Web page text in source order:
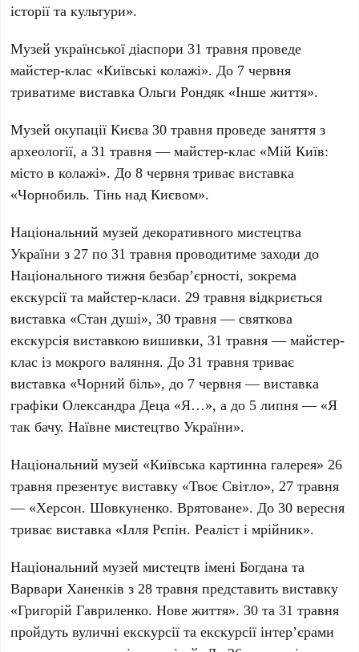
історії та культури».
Музей української діаспори 31 травня проведе
майстер-клас «Київські колажі». До 7 червня
триватиме виставка Ольги Рондяк «Інше життя».
Музей окупації Києва 30 травня проведе заняття з
археології, а 31 травня — майстер-клас «Мій Київ:
місто в колажі». До 8 червня триває виставка
«Чорнобиль. Тінь над Києвом».
Національний музей декоративного мистецтва
України з 27 по 31 травня проводитиме заходи до
Національного тижня безбар’єрності, зокрема
екскурсії та майстер-класи. 29 травня відкриється
виставка «Стан душі», 30 травня — святкова
екскурсія виставкою вишивки, 31 травня — майстер-
клас із мокрого валяння. До 31 травня триває
виставка «Чорний біль», до 7 червня — виставка
графіки Олександра Деца «Я…», а до 5 липня — «Я
так бачу. Наївне мистецтво України».
Національний музей «Київська картинна галерея» 26
травня презентує виставку «Твоє Світло», 27 травня
— «Херсон. Шовкуненко. Врятоване». До 30 вересня
триває виставка «Ілля Рєпін. Реаліст і мрійник».
Національний музей мистецтв імені Богдана та
Варвари Ханенків з 28 травня представить виставку
«Григорій Гавриленко. Нове життя». 30 та 31 травня
пройдуть вуличні екскурсії та екскурсії інтер’єрами